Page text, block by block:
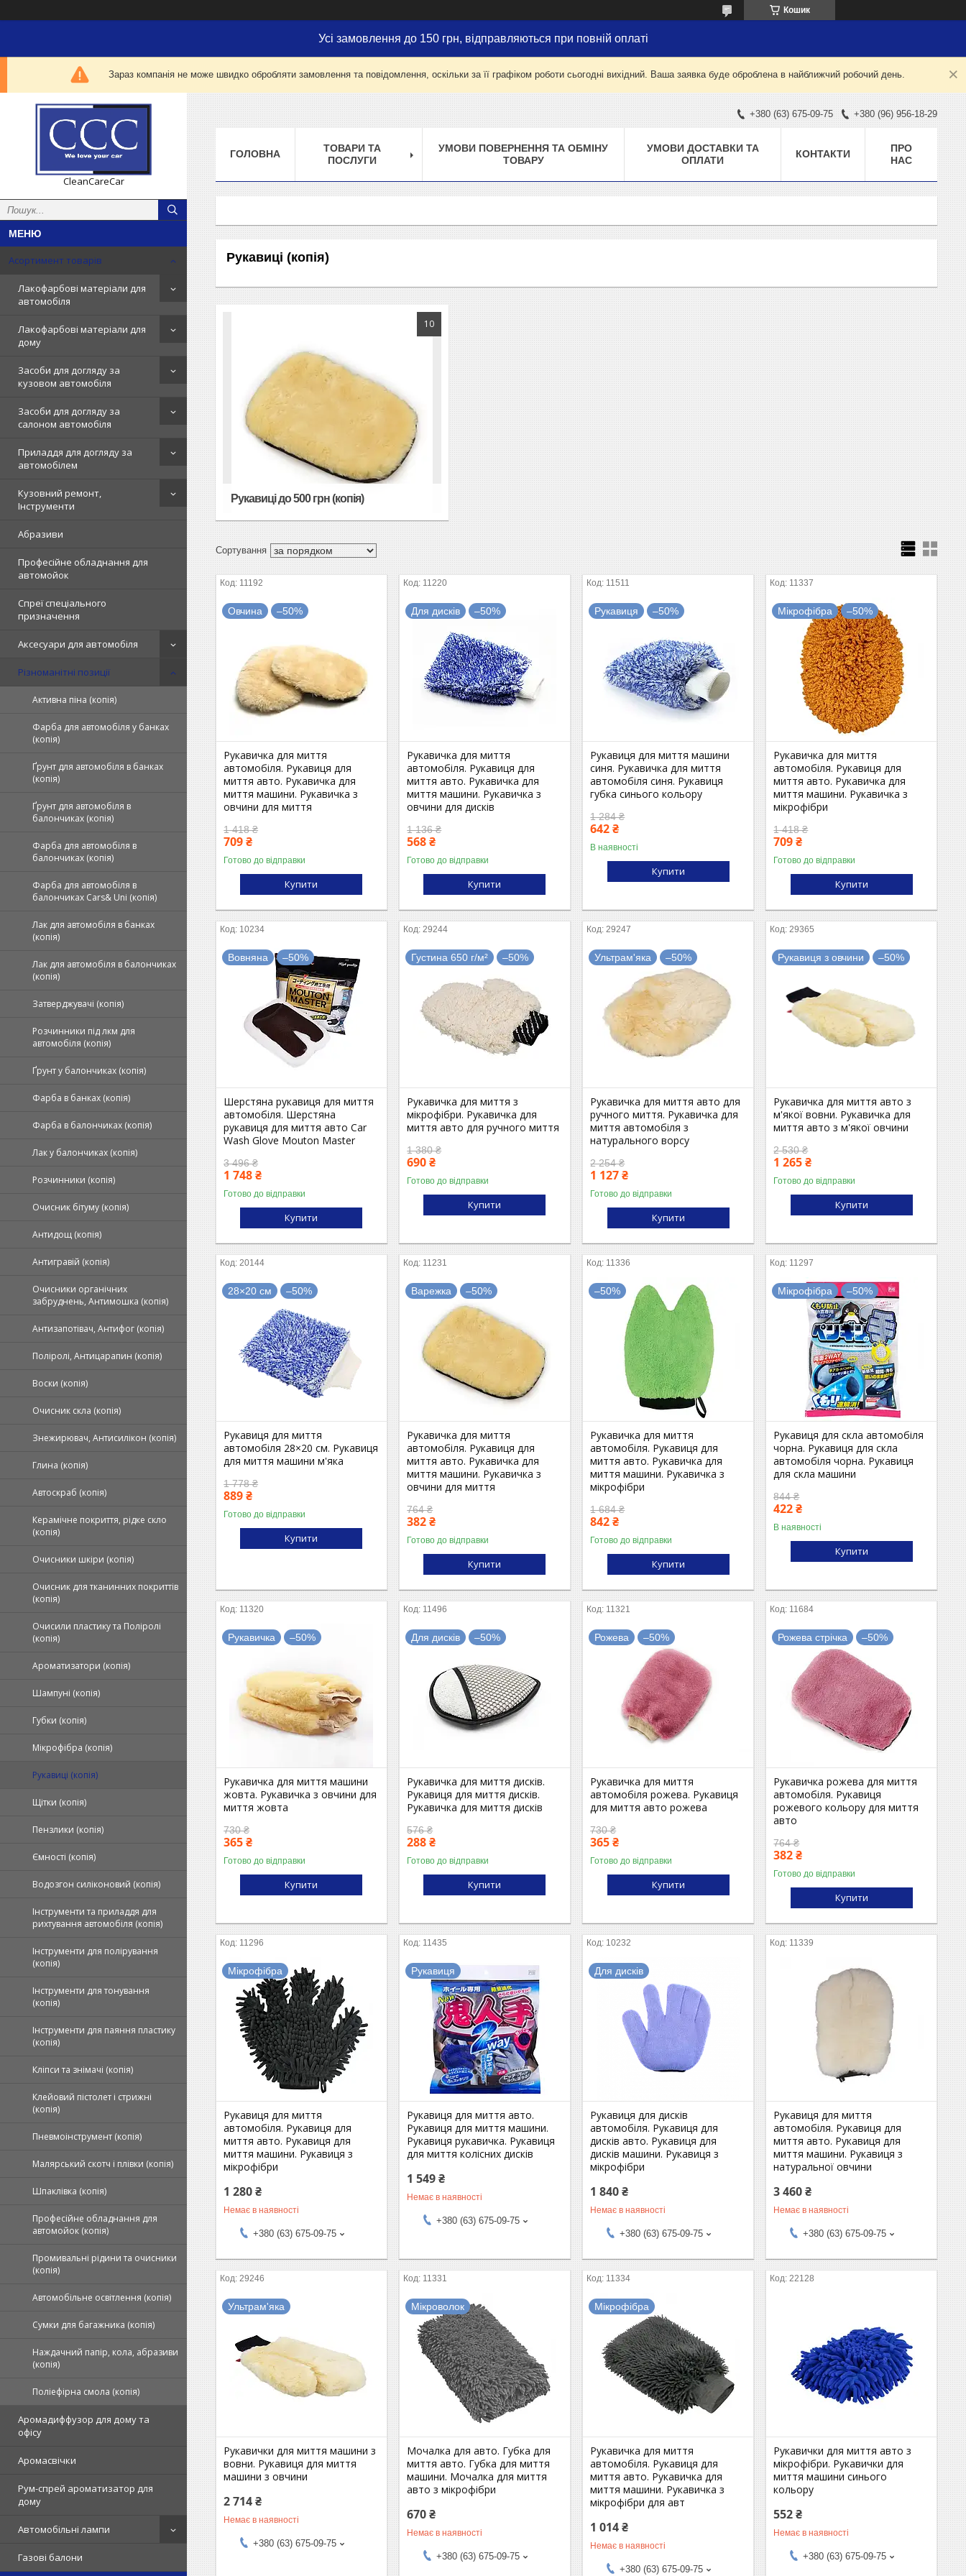
Кошик
Усі замовлення до 150 грн, відправляються при повній оплаті
Зараз компанія не може швидко обробляти замовлення та повідомлення, оскільки за її графіком роботи сьогодні вихідний. Ваша заявка буде оброблена в найближчий робочий день.
CleanCareCar
Асортимент товарів
Лакофарбові матеріали для
автомобіля
Лакофарбові матеріали для
дому
Засоби для догляду за
кузовом автомобіля
Засоби для догляду за
салоном автомобіля
Приладдя для догляду за
автомобілем
Кузовний ремонт,
Інструменти
Абразиви
Професійне обладнання для
автомойок
Спреї спеціального
призначення
Аксесуари для автомобіля
Різноманітні позиції
Активна піна (копія)
Фарба для автомобіля у банках
(копія)
Ґрунт для автомобіля в банках
(копія)
Ґрунт для автомобіля в
балончиках (копія)
Фарба для автомобіля в
балончиках (копія)
Фарба для автомобіля в
балончиках Cars& Uni (копія)
Лак для автомобіля в банках
(копія)
Лак для автомобіля в балончиках
(копія)
Затверджувачі (копія)
Розчинники під лкм для
автомобіля (копія)
Ґрунт у балончиках (копія)
Фарба в банках (копія)
Фарба в балончиках (копія)
Лак у балончиках (копія)
Розчинники (копія)
Очисник бітуму (копія)
Антидощ (копія)
Антигравій (копія)
Очисники органічних
забруднень, Антимошка (копія)
Антизапотівач, Антифог (копія)
Поліролі, Антицарапин (копія)
Воски (копія)
Очисник скла (копія)
Знежирювач, Антисилікон (копія)
Глина (копія)
Автоскраб (копія)
Керамічне покриття, рідке скло
(копія)
Очисники шкіри (копія)
Очисник для тканинних покриттів
(копія)
Очисили пластику та Поліролі
(копія)
Ароматизатори (копія)
Шампуні (копія)
Губки (копія)
Мікрофібра (копія)
Рукавиці (копія)
Щітки (копія)
Пензлики (копія)
Ємності (копія)
Водозгон силіконовий (копія)
Інструменти та приладдя для
рихтування автомобіля (копія)
Інструменти для полірування
(копія)
Інструменти для тонування
(копія)
Інструменти для паяння пластику
(копія)
Кліпси та знімачі (копія)
Клейовий пістолет і стрижні
(копія)
Пневмоінструмент (копія)
Малярський скотч і плівки (копія)
Шпаклівка (копія)
Професійне обладнання для
автомойок (копія)
Промивальні рідини та очисники
(копія)
Автомобільне освітлення (копія)
Сумки для багажника (копія)
Наждачний папір, кола, абразиви
(копія)
Поліефірна смола (копія)
Аромадиффузор для дому та
офісу
Аромасвічки
Рум-спрей ароматизатор для
дому
Автомобільні лампи
Газові балони
+380 (63) 675-09-75 +380 (96) 956-18-29
ГОЛОВНА
ТОВАРИ ТА
ПОСЛУГИ
УМОВИ ПОВЕРНЕННЯ ТА ОБМІНУ
ТОВАРУ
УМОВИ ДОСТАВКИ ТА
ОПЛАТИ
КОНТАКТИ
ПРО
НАС
Рукавиці (копія)
10
Рукавиці до 500 грн (копія)
11192
Овчина –50%
Рукавичка для миття
автомобіля. Рукавиця для
миття авто. Рукавичка для
миття машини. Рукавичка з
овчини для миття
1 418 ₴
709 ₴
Готово до відправки
Купити
11220
Для дисків –50%
Рукавичка для миття
автомобіля. Рукавиця для
миття авто. Рукавичка для
миття машини. Рукавичка з
овчини для дисків
1 136 ₴
568 ₴
Готово до відправки
Купити
11511
Рукавиця –50%
Рукавиця для миття машини
синя. Рукавичка для миття
автомобіля синя. Рукавиця
губка синього кольору
1 284 ₴
642 ₴
В наявності
Купити
11337
Мікрофібра –50%
Рукавичка для миття
автомобіля. Рукавиця для
миття авто. Рукавичка для
миття машини. Рукавичка з
мікрофібри
1 418 ₴
709 ₴
Готово до відправки
Купити
10234
Вовняна –50%
Шерстяна рукавиця для миття
автомобіля. Шерстяна
рукавиця для миття авто Car
Wash Glove Mouton Master
3 496 ₴
1 748 ₴
Готово до відправки
Купити
29244
Густина 650 г/м² –50%
Рукавичка для миття з
мікрофібри. Рукавичка для
миття авто для ручного миття
1 380 ₴
690 ₴
Готово до відправки
Купити
29247
Ультрам'яка –50%
Рукавичка для миття авто для
ручного миття. Рукавичка для
миття автомобіля з
натурального ворсу
2 254 ₴
1 127 ₴
Готово до відправки
Купити
29365
Рукавиця з овчини –50%
Рукавичка для миття авто з
м'якої вовни. Рукавичка для
миття авто з м'якої овчини
2 530 ₴
1 265 ₴
Готово до відправки
Купити
20144
28×20 см –50%
Рукавиця для миття
автомобіля 28×20 см. Рукавиця
для миття машини м'яка
1 778 ₴
889 ₴
Готово до відправки
Купити
11231
Варежка –50%
Рукавичка для миття
автомобіля. Рукавиця для
миття авто. Рукавичка для
миття машини. Рукавичка з
овчини для миття
764 ₴
382 ₴
Готово до відправки
Купити
11336
–50%
Рукавичка для миття
автомобіля. Рукавиця для
миття авто. Рукавичка для
миття машини. Рукавичка з
мікрофібри
1 684 ₴
842 ₴
Готово до відправки
Купити
11297
Мікрофібра –50%
Рукавиця для скла автомобіля
чорна. Рукавиця для скла
автомобіля чорна. Рукавиця
для скла машини
844 ₴
422 ₴
В наявності
Купити
11320
Рукавичка –50%
Рукавичка для миття машини
жовта. Рукавичка з овчини для
миття жовта
730 ₴
365 ₴
Готово до відправки
Купити
11496
Для дисків –50%
Рукавичка для миття дисків.
Рукавиця для миття дисків.
Рукавичка для миття дисків
576 ₴
288 ₴
Готово до відправки
Купити
11321
Рожева –50%
Рукавичка для миття
автомобіля рожева. Рукавиця
для миття авто рожева
730 ₴
365 ₴
Готово до відправки
Купити
11684
Рожева стрічка –50%
Рукавичка рожева для миття
автомобіля. Рукавиця
рожевого кольору для миття
авто
764 ₴
382 ₴
Готово до відправки
Купити
11296
Мікрофібра
Рукавиця для миття
автомобіля. Рукавиця для
миття авто. Рукавиця для
миття машини. Рукавиця з
мікрофібри
1 280 ₴
Немає в наявності
+380 (63) 675-09-75
11435
Рукавиця
Рукавиця для миття авто.
Рукавиця для миття машини.
Рукавиця рукавичка. Рукавиця
для миття колісних дисків
1 549 ₴
Немає в наявності
+380 (63) 675-09-75
10232
Для дисків
Рукавиця для дисків
автомобіля. Рукавиця для
дисків авто. Рукавиця для
дисків машини. Рукавиця з
мікрофібри
1 840 ₴
Немає в наявності
+380 (63) 675-09-75
11339
Рукавиця для миття
автомобіля. Рукавиця для
миття авто. Рукавиця для
миття машини. Рукавиця з
натуральної овчини
3 460 ₴
Немає в наявності
+380 (63) 675-09-75
29246
Ультрам'яка
Рукавички для миття машини з
вовни. Рукавиця для миття
машини з овчини
2 714 ₴
Немає в наявності
+380 (63) 675-09-75
11331
Мікроволок
Мочалка для авто. Губка для
миття авто. Губка для миття
машини. Мочалка для миття
авто з мікрофібри
670 ₴
Немає в наявності
+380 (63) 675-09-75
11334
Мікрофібра
Рукавичка для миття
автомобіля. Рукавиця для
миття авто. Рукавичка для
миття машини. Рукавичка з
мікрофібри для авт
1 014 ₴
Немає в наявності
+380 (63) 675-09-75
22128
Рукавички для миття авто з
мікрофібри. Рукавички для
миття машини синього
кольору
552 ₴
Немає в наявності
+380 (63) 675-09-75